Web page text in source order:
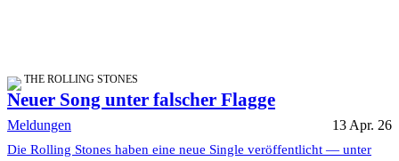
THE ROLLING STONES
Neuer Song unter falscher Flagge
Meldungen 13 Apr. 26
Die Rolling Stones haben eine neue Single veröffentlicht — unter